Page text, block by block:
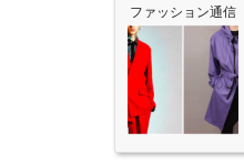
ファッション通信